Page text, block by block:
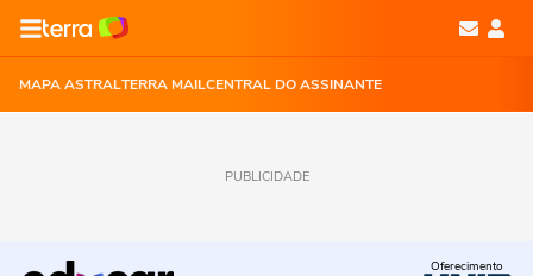
MAPA ASTRALTERRA MAILCENTRAL DO ASSINANTE
PUBLICIDADE
Oferecimento